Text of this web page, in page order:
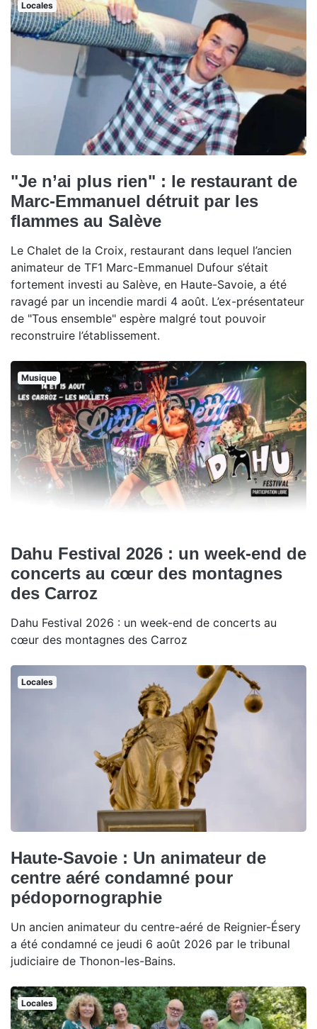
Locales
"Je n’ai plus rien" : le restaurant de
Marc-Emmanuel détruit par les
flammes au Salève
Le Chalet de la Croix, restaurant dans lequel l’ancien
animateur de TF1 Marc-Emmanuel Dufour s’était
fortement investi au Salève, en Haute-Savoie, a été
ravagé par un incendie mardi 4 août. L’ex-présentateur
de "Tous ensemble" espère malgré tout pouvoir
reconstruire l’établissement.
Musique
Dahu Festival 2026 : un week-end de
concerts au cœur des montagnes
des Carroz
Dahu Festival 2026 : un week-end de concerts au
cœur des montagnes des Carroz
Locales
Haute-Savoie : Un animateur de
centre aéré condamné pour
pédopornographie
Un ancien animateur du centre-aéré de Reignier-Ésery
a été condamné ce jeudi 6 août 2026 par le tribunal
judiciaire de Thonon-les-Bains.
Locales